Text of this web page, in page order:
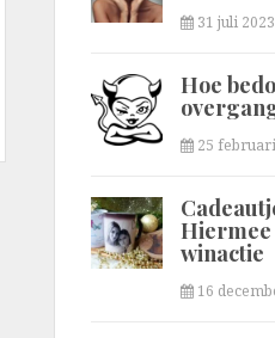
31 juli 2023
Hoe
25
Hiermee
winactie
16